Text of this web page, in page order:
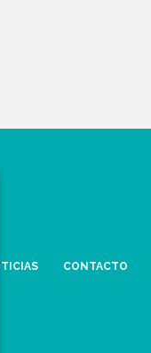
CONTACTO